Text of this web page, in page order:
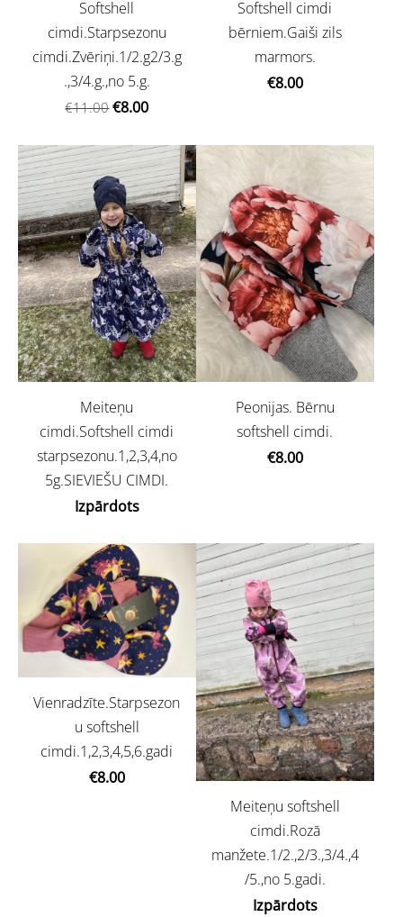
Softshell
cimdi.Starpsezonu
cimdi.Zvēriņi.1/2.g2/3.g
.,3/4.g.,no 5.g.
€11.00 €8.00
Softshell cimdi
bērniem.Gaiši zils
marmors.
€8.00
Meiteņu
cimdi.Softshell cimdi
starpsezonu.1,2,3,4,no
5g.SIEVIEŠU CIMDI.
Izpārdots
Peonijas. Bērnu
softshell cimdi.
€8.00
Vienradzīte.Starpsezon
u softshell
cimdi.1,2,3,4,5,6.gadi
€8.00
Meiteņu softshell
cimdi.Rozā
manžete.1/2.,2/3.,3/4.,4
/5.,no 5.gadi.
Izpārdots